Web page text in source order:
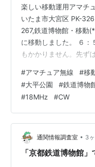
楽しい移動運用アマチ
いたま市大宮区 PK-
267,鉄道博物館・移動
に移動しました。 ６：
もかかりません。先ず
９エリア万遍なくオー
成！ ８時に
JM1MTE Yoshi OMか
が上がらず、早くも
#アマチュア無線 #移
#大平公園 #鉄道博物
#18MHz #CW
通関情報調査室 • 3
「京都鉄道博物館